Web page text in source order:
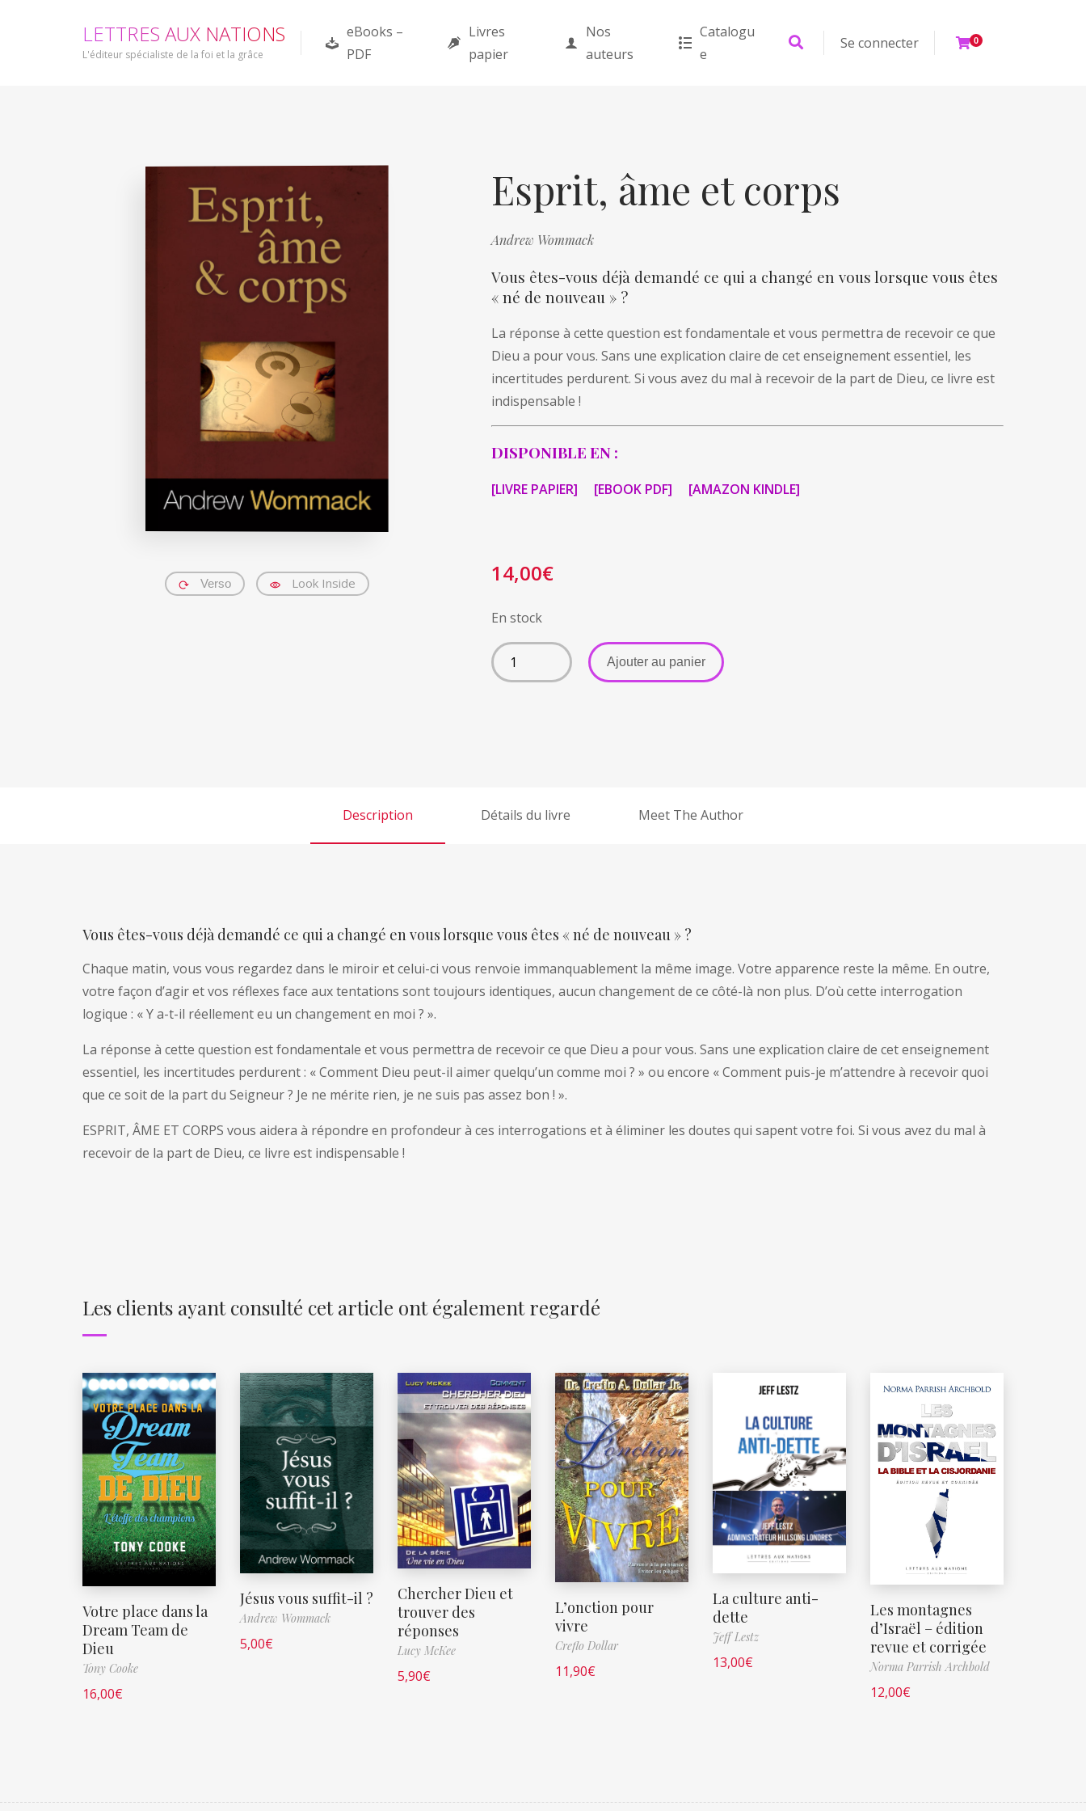
LETTRES AUX NATIONS
L'éditeur spécialiste de la foi et la grâce
eBooks –
PDF
Livres
papier
Nos
auteurs
Catalogu
e
Se connecter 0
Verso Look Inside
Esprit, âme et corps
Andrew Wommack
Vous êtes-vous déjà demandé ce qui a changé en vous lorsque vous êtes
« né de nouveau » ?
La réponse à cette question est fondamentale et vous permettra de recevoir ce que
Dieu a pour vous. Sans une explication claire de cet enseignement essentiel, les
incertitudes perdurent. Si vous avez du mal à recevoir de la part de Dieu, ce livre est
indispensable !
DISPONIBLE EN :
[LIVRE PAPIER] [EBOOK PDF] [AMAZON KINDLE]
14,00€
En stock
Ajouter au panier
A
l
t
Description Détails du livre Meet The Author
Vous êtes-vous déjà demandé ce qui a changé en vous lorsque vous êtes « né de nouveau » ?
Chaque matin, vous vous regardez dans le miroir et celui-ci vous renvoie immanquablement la même image. Votre apparence reste la même. En outre,
votre façon d’agir et vos réflexes face aux tentations sont toujours identiques, aucun changement de ce côté-là non plus. D’où cette interrogation
logique : « Y a-t-il réellement eu un changement en moi ? ».
La réponse à cette question est fondamentale et vous permettra de recevoir ce que Dieu a pour vous. Sans une explication claire de cet enseignement
essentiel, les incertitudes perdurent : « Comment Dieu peut-il aimer quelqu’un comme moi ? » ou encore « Comment puis-je m’attendre à recevoir quoi
que ce soit de la part du Seigneur ? Je ne mérite rien, je ne suis pas assez bon ! ».
ESPRIT, ÂME ET CORPS vous aidera à répondre en profondeur à ces interrogations et à éliminer les doutes qui sapent votre foi. Si vous avez du mal à
recevoir de la part de Dieu, ce livre est indispensable !
Les clients ayant consulté cet article ont également regardé
Votre place dans la
Dream Team de
Dieu
Tony Cooke
16,00€
Jésus vous suffit-il ?
Andrew Wommack
5,00€
Chercher Dieu et
trouver des
réponses
Lucy McKee
5,90€
L’onction pour
vivre
Creflo Dollar
11,90€
La culture anti-
dette
Jeff Lestz
13,00€
Les montagnes
d’Israël – édition
revue et corrigée
Norma Parrish Archbold
12,00€